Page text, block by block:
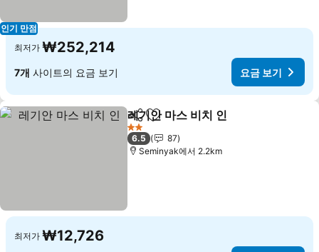
인기 만점
최저가 ₩252,214
7개 사이트의 요금 보기 요금 보기
공유 즐겨찾기에 추가
레기안 마스 비치 인
2 성급
6.5
87
Seminyak에서 2.2km
최저가 ₩12,726